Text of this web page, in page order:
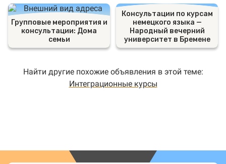
Групповые мероприятия и
консультации: Дома
семьи
Консультации по курсам
немецкого языка —
Народный вечерний
университет в Бремене
Найти другие похожие объявления в этой теме:
Интеграционные курсы